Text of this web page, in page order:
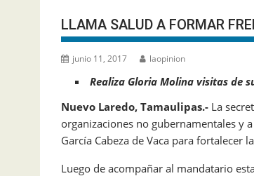
LLAMA SALUD A FORMAR
junio 11, 2017 laopinion
Realiza Gloria Molina visitas de
Nuevo Laredo, Tamaulipas.- La
organizaciones no gubernamentales y
García Cabeza de Vaca para fortalecer
Luego de acompañar al mandatario